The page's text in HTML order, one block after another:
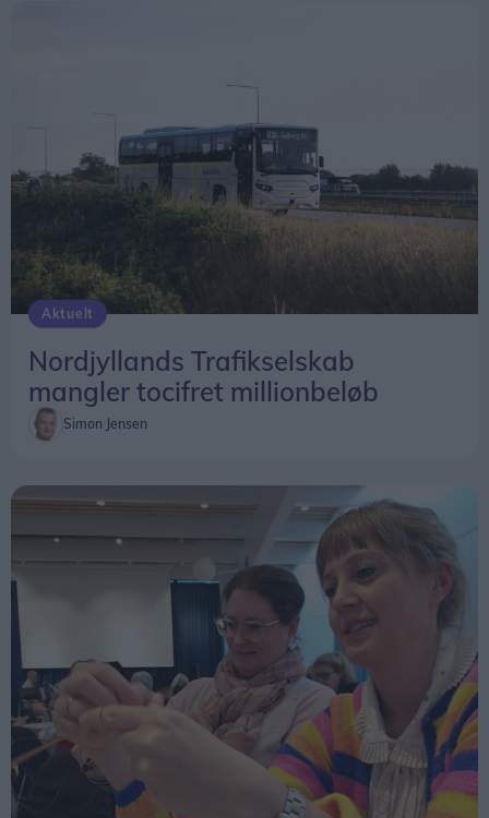
Aktuelt
Nordjyllands Trafikselskab
mangler tocifret millionbeløb
Simon Jensen